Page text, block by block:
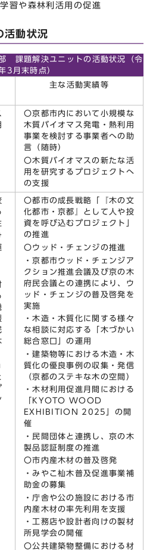
や森林利活用の促進
活動状況
課題解決ユニットの活動状況（令
3月末時点）
主な活動実績等
〇京都市内において小規模な
木質バイオマス発電・熱利用
事業を検討する事業者への助
言（随時）
〇木質バイオマスの新たな活
用を研究するプロジェクトへ
の支援
〇都市の成長戦略「『木の文
化都市・京都』として人や投
資を呼び込むプロジェクト」
の推進
〇ウッド・チェンジの推進
・京都市ウッド・チェンジア
クション推進会議及び京の木
府民会議との連携により、ウ
ッド・チェンジの普及啓発を
実施
・木造・木質化に関する様々
な相談に対応する「木づかい
総合窓口」の運用
・建築物等における木造・木
質化の優良事例の収集・発信
（京都のステキな木の空間）
・木材利用促進月間における
「KYOTO WOOD
EXHIBITION 2025」の開
催
・民間団体と連携し、京の木
製品認証制度の推進
〇市内産木材の普及啓発
・みやこ杣木普及促進事業補
助金の募集
・庁舎や公の施設における市
内産木材の率先利用を支援
・工務店や設計者向けの製材
所見学会の開催
〇公共建築物整備における材